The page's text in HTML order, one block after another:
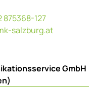
875368-127
salzburg.at
GmbH
für Tourismus